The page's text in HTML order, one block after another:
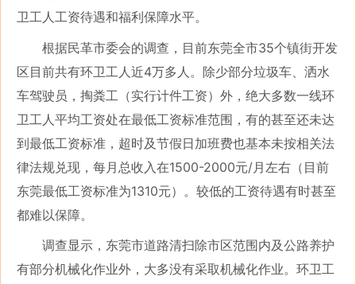
卫工人工资待遇和福利保障水平。
根据民革市委会的调查，目前东莞全市35个镇街开发
区目前共有环卫工人近4万多人。除少部分垃圾车、洒水
车驾驶员，掏粪工（实行计件工资）外，绝大多数一线环
卫工人平均工资处在最低工资标准范围，有的甚至还未达
到最低工资标准，超时及节假日加班费也基本未按相关法
律法规兑现，每月总收入在1500-2000元/月左右（目前
东莞最低工资标准为1310元）。较低的工资待遇有时甚至
都难以保障。
调查显示，东莞市道路清扫除市区范围内及公路养护
有部分机械化作业外，大多没有采取机械化作业。环卫工